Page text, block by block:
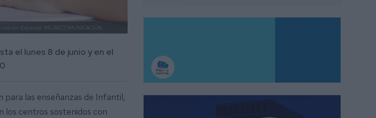
Especial. MIJAS COMUNICACIÓN
el lunes 8 de junio y en el
para las enseñanzas de Infantil,
los centros sostenidos con